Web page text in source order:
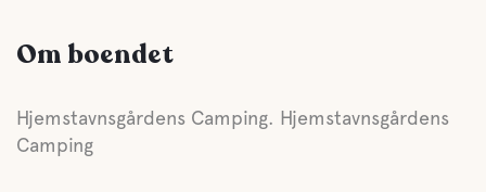
Om boendet
Hjemstavnsgårdens Camping. Hjemstavnsgårdens
Camping